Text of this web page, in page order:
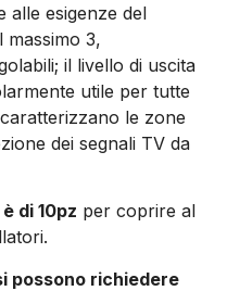
alle esigenze del
massimo 3,
il livello di uscita
utile per tutte
le zone
dei segnali TV da
di 10pz per coprire al
possono richiedere